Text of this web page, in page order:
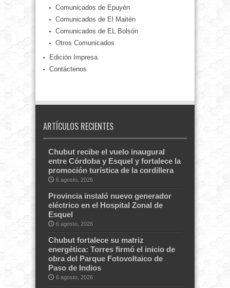
Comunicados de Epuyén
Comunicados de El Maitén
Comunicados de EL Bolsón
Otros Comunicados
Edición Impresa
Contáctenos
ARTÍCULOS RECIENTES
Chubut recibe el vuelo inaugural
entre Córdoba y Esquel y fortalece la
promoción turística de la cordillera
6 agosto, 2026
Provincia instaló nuevo generador
eléctrico en el Hospital Zonal de
Esquel
6 agosto, 2026
Chubut fortalece su matriz
energética: Torres firmó el inicio de
obra del Parque Fotovoltaico de
Paso de Indios
6 agosto, 2026